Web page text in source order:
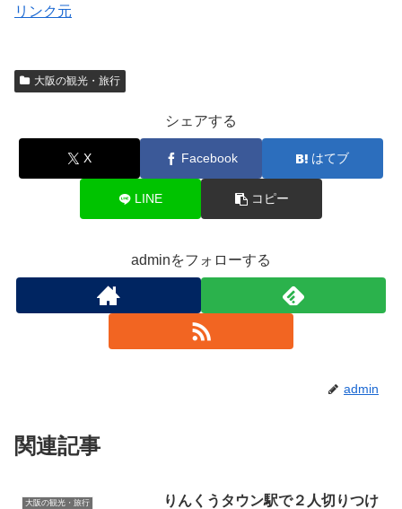
リンク元
大阪の観光・旅行
シェアする
X Facebook はてブ
LINE コピー
adminをフォローする
admin
関連記事
大阪の観光・旅行
りんくうタウン駅で２人切りつけ